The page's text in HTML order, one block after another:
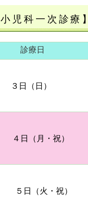
児科一次診療】
診療日
（日）
月・祝）
火・祝）